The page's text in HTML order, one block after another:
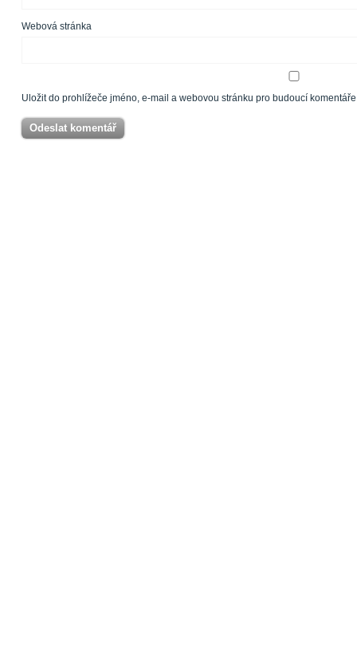
Webová stránka
Uložit do prohlížeče jméno, e-mail a webovou stránku pro budoucí